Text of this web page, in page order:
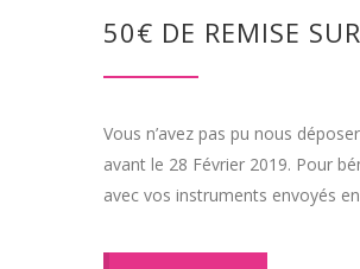
50€ DE REMISE
Vous n’avez pas pu nous
avant le 28 Février 2019. Pour
avec vos instruments envoyés